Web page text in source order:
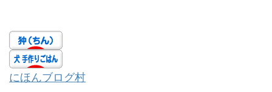
にほんブログ村